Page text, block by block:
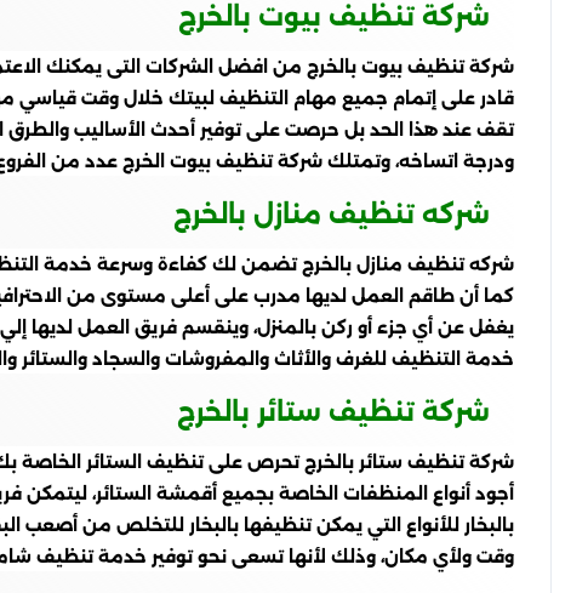
شركة تنظيف بيوت بالخرج
شركة تنظيف بيوت بالخرج من افضل الشركات التى يمكنك
قادر على إتمام جميع مهام التنظيف لبيتك خلال وقت قياسي
تقف عند هذا الحد بل حرصت على توفير أحدث الأساليب
ودرجة اتساخه، وتمتلك شركة تنظيف بيوت الخرج عدد من
شركه تنظيف منازل بالخرج
شركه تنظيف منازل بالخرج تضمن لك كفاءة وسرعة خدمة
كما أن طاقم العمل لديها مدرب على أعلى مستوى من
يغفل عن أي جزء أو ركن بالمنزل، وينقسم فريق العمل لديها
خدمة التنظيف للغرف والأثاث والمفروشات والسجاد والستائر
شركة تنظيف ستائر بالخرج
شركة تنظيف ستائر بالخرج تحرص على تنظيف الستائر الخاصة
أجود أنواع المنظفات الخاصة بجميع أقمشة الستائر، ليتمكن
بالبخار للأنواع التي يمكن تنظيفها بالبخار للتخلص من
وقت ولأي مكان، وذلك لأنها تسعى نحو توفير خدمة تنظيف